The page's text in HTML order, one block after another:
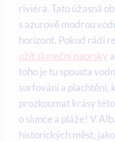
riviéra. Tato ‍úžasná
s azurově ​modrou
horizont. Pokud rádi
užít sluneční paprsky
toho je tu spousta
surfování a plachtění,
prozkoumat⁢ krásy
o slunce⁢ a pláže! V
historických měst,